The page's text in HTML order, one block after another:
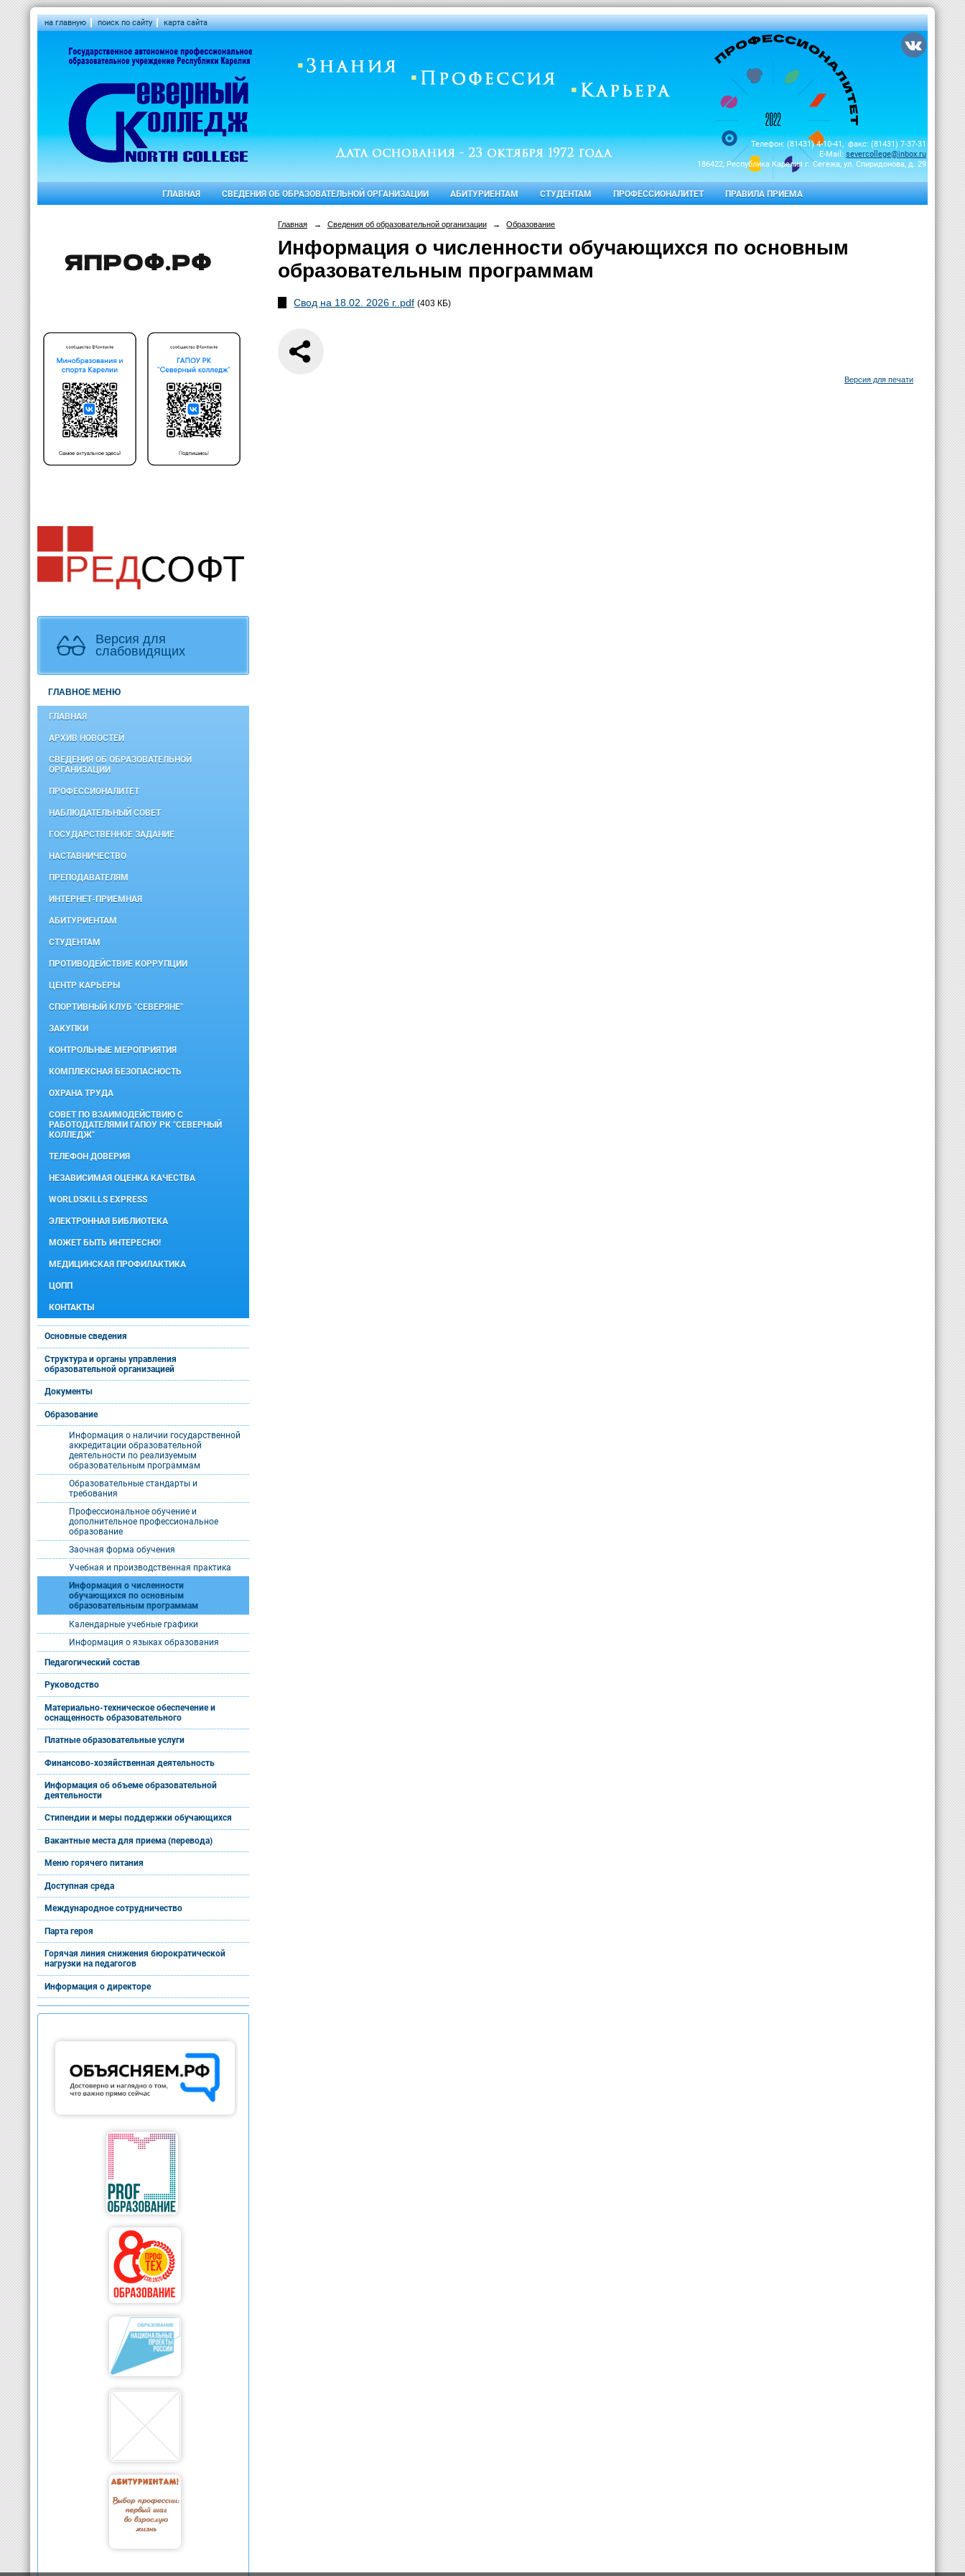
на главную поиск по сайту карта сайта
Телефон: (81431) 4-10-41, факс: (81431) 7-37-31
E-Mail: severcollege@inbox.ru
186422, Республика Карелия г. Сегежа, ул. Спиридонова, д. 29
ГЛАВНАЯ СВЕДЕНИЯ ОБ ОБРАЗОВАТЕЛЬНОЙ ОРГАНИЗАЦИИ АБИТУРИЕНТАМ СТУДЕНТАМ ПРОФЕССИОНАЛИТЕТ ПРАВИЛА ПРИЕМА
Версия для
слабовидящих
ГЛАВНОЕ МЕНЮ
ГЛАВНАЯ
АРХИВ НОВОСТЕЙ
СВЕДЕНИЯ ОБ ОБРАЗОВАТЕЛЬНОЙ
ОРГАНИЗАЦИИ
ПРОФЕССИОНАЛИТЕТ
НАБЛЮДАТЕЛЬНЫЙ СОВЕТ
ГОСУДАРСТВЕННОЕ ЗАДАНИЕ
НАСТАВНИЧЕСТВО
ПРЕПОДАВАТЕЛЯМ
ИНТЕРНЕТ-ПРИЕМНАЯ
АБИТУРИЕНТАМ
СТУДЕНТАМ
ПРОТИВОДЕЙСТВИЕ КОРРУПЦИИ
ЦЕНТР КАРЬЕРЫ
СПОРТИВНЫЙ КЛУБ "СЕВЕРЯНЕ"
ЗАКУПКИ
КОНТРОЛЬНЫЕ МЕРОПРИЯТИЯ
КОМПЛЕКСНАЯ БЕЗОПАСНОСТЬ
ОХРАНА ТРУДА
СОВЕТ ПО ВЗАИМОДЕЙСТВИЮ С
РАБОТОДАТЕЛЯМИ ГАПОУ РК "СЕВЕРНЫЙ
КОЛЛЕДЖ"
ТЕЛЕФОН ДОВЕРИЯ
НЕЗАВИСИМАЯ ОЦЕНКА КАЧЕСТВА
WORLDSKILLS EXPRESS
ЭЛЕКТРОННАЯ БИБЛИОТЕКА
МОЖЕТ БЫТЬ ИНТЕРЕСНО!
МЕДИЦИНСКАЯ ПРОФИЛАКТИКА
ЦОПП
КОНТАКТЫ
Основные сведения
Структура и органы управления
образовательной организацией
Документы
Образование
Информация о наличии государственной
аккредитации образовательной
деятельности по реализуемым
образовательным программам
Образовательные стандарты и
требования
Профессиональное обучение и
дополнительное профессиональное
образование
Заочная форма обучения
Учебная и производственная практика
Информация о численности
обучающихся по основным
образовательным программам
Календарные учебные графики
Информация о языках образования
Педагогический состав
Руководство
Материально-техническое обеспечение и
оснащенность образовательного
Платные образовательные услуги
Финансово-хозяйственная деятельность
Информация об объеме образовательной
деятельности
Стипендии и меры поддержки обучающихся
Вакантные места для приема (перевода)
Меню горячего питания
Доступная среда
Международное сотрудничество
Парта героя
Горячая линия снижения бюрократической
нагрузки на педагогов
Информация о директоре
Главная → Сведения об образовательной организации → Образование
Информация о численности обучающихся по основным
образовательным программам
Свод на 18.02. 2026 г..pdf (403 КБ)
Версия для печати